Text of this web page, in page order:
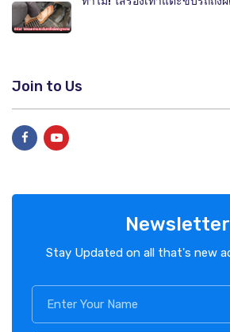
Join to Us
Newsletter
Stay Updated on all that's new